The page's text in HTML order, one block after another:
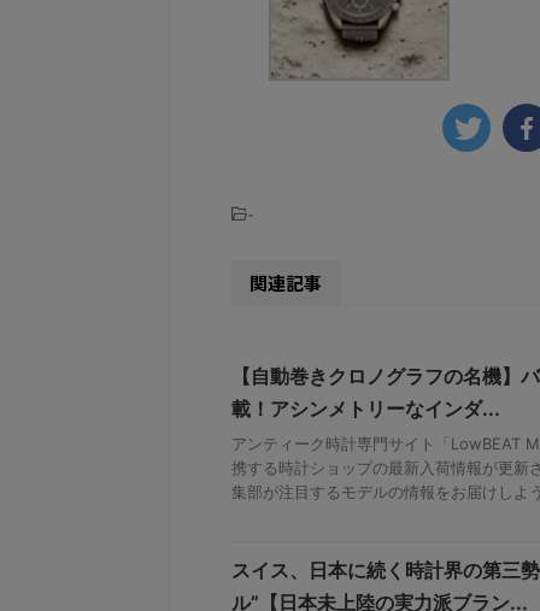
-
関連記事
【自動巻きクロノグラフの名機】
載！アシンメトリーなインダ...
アンティーク時計専門サイト「LowBEAT
携する時計ショップの最新入荷情報が更新
集部が注目するモデルの情報をお届けしよ
スイス、日本に続く時計界の第三
ル”【日本未上陸の実力派ブラン...